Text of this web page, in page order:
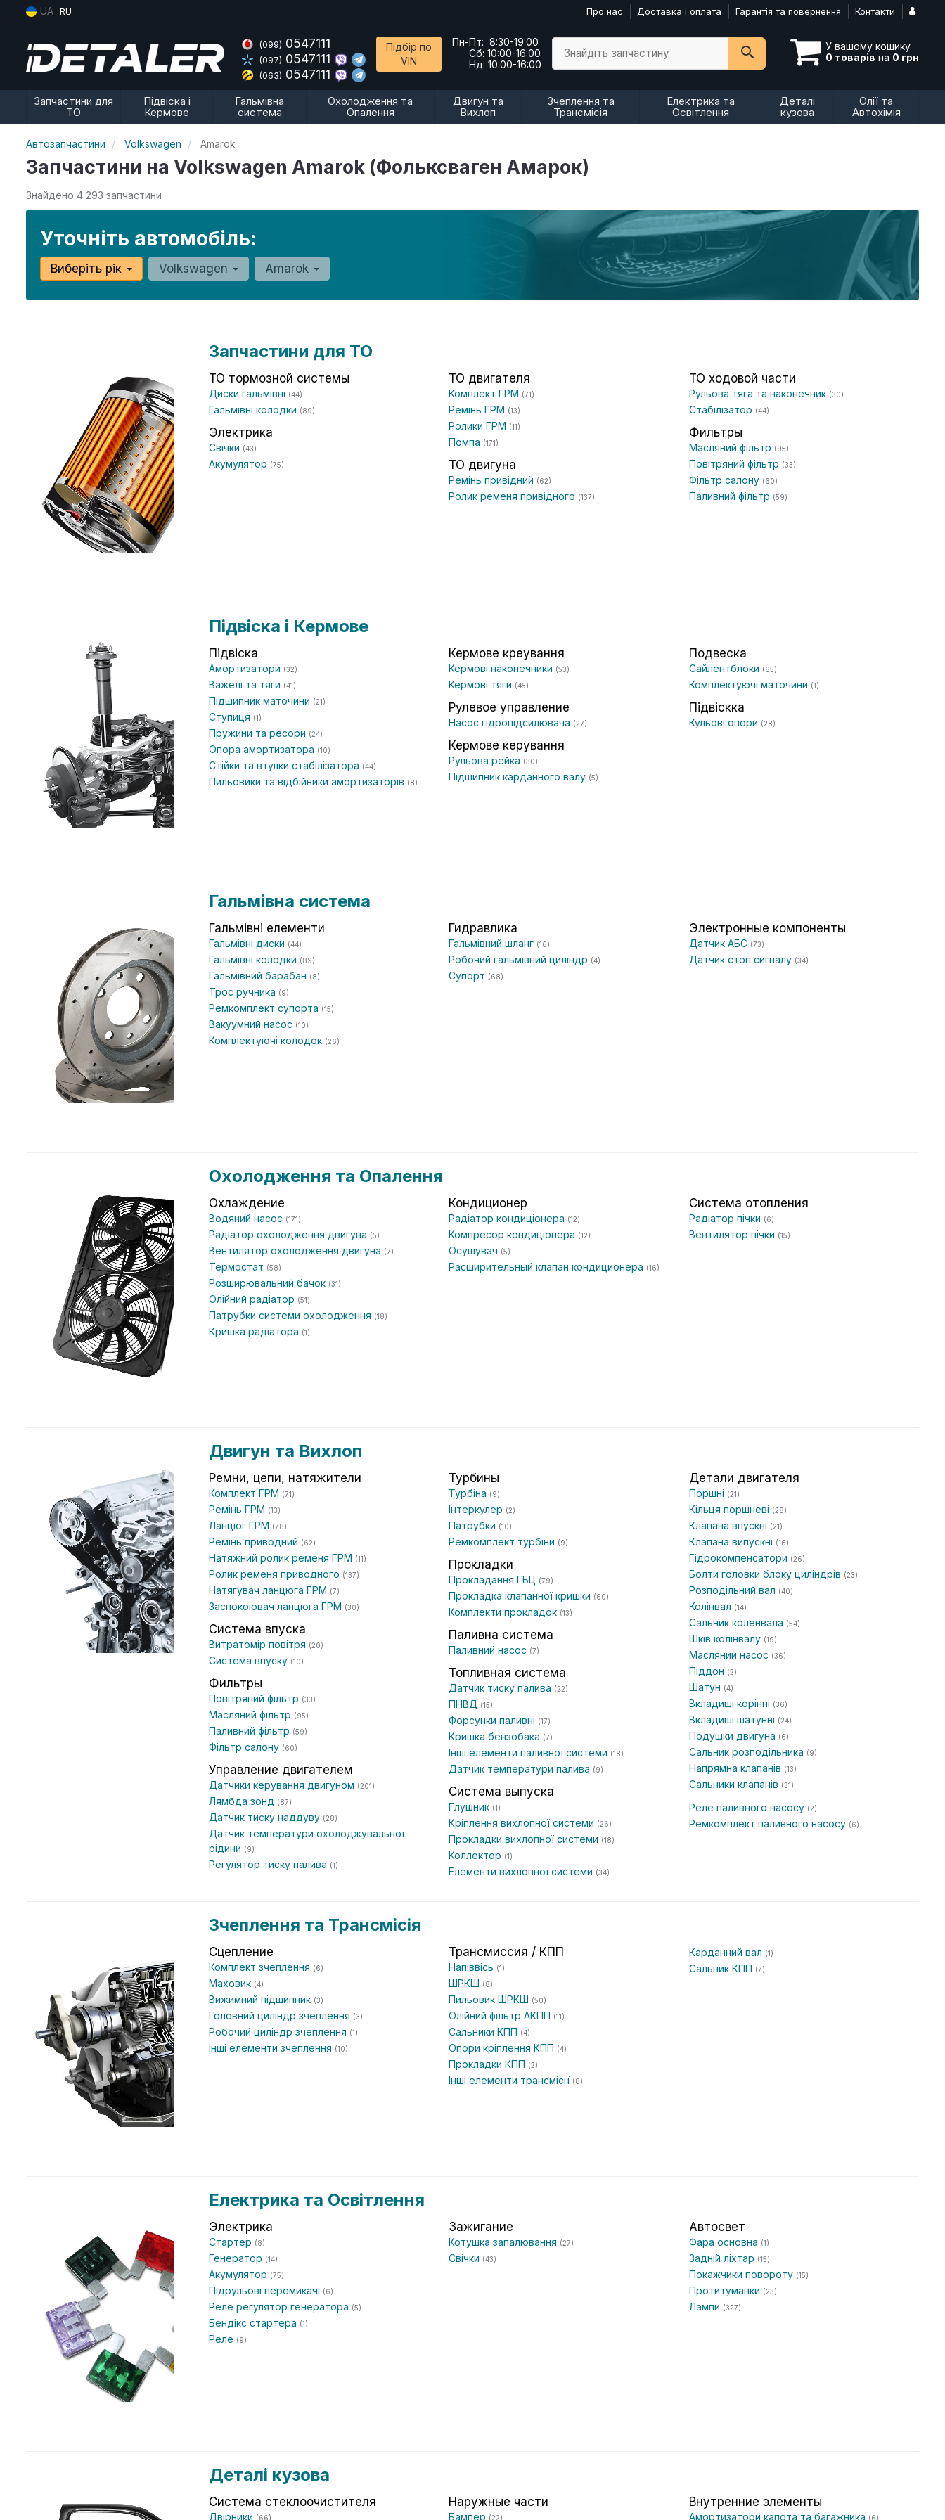
UA RU Про нас Доставка і оплата Гарантія та повернення Контакти
(099) 0547111
(097) 0547111
(063) 0547111
Підбір по
VIN
Пн-Пт: 8:30-19:00
Сб: 10:00-16:00
Нд: 10:00-16:00
У вашому кошику
0 товарів на 0 грн
Знайдіть запчастину
Запчастини для
ТО
Підвіска і
Кермове
Гальмівна
система
Охолодження та
Опалення
Двигун та
Вихлоп
Зчеплення та
Трансмісія
Електрика та
Освітлення
Деталі
кузова
Олії та
Автохімія
Автозапчастини Volkswagen Amarok
Запчастини на Volkswagen Amarok (Фольксваген Амарок)
Знайдено 4 293 запчастини
Уточніть автомобіль:
Виберіть рік Volkswagen Amarok
Запчастини для ТО
ТО тормозной системы
Диски гальмівні (44)
Гальмівні колодки (89)
ТО двигателя
Комплект ГРМ (71)
Ремінь ГРМ (13)
Ролики ГРМ (11)
Помпа (171)
ТО ходовой части
Рульова тяга та наконечник (30)
Стабілізатор (44)
Электрика
Свічки (43)
Акумулятор (75)
Фильтры
Масляний фільтр (95)
Повітряний фільтр (33)
Фільтр салону (60)
Паливний фільтр (59)
ТО двигуна
Ремінь привідний (62)
Ролик ременя привідного (137)
Підвіска і Кермове
Підвіска
Амортизатори (32)
Важелі та тяги (41)
Підшипник маточини (21)
Ступиця (1)
Пружини та ресори (24)
Опора амортизатора (10)
Стійки та втулки стабілізатора (44)
Пильовики та відбійники амортизаторів (8)
Кермове креування
Кермові наконечники (53)
Кермові тяги (45)
Подвеска
Сайлентблоки (65)
Комплектуючі маточини (1)
Рулевое управление
Насос гідропідсилювача (27)
Підвіскка
Кульові опори (28)
Кермове керування
Рульова рейка (30)
Підшипник карданного валу (5)
Гальмівна система
Гальмівні елементи
Гальмівні диски (44)
Гальмівні колодки (89)
Гальмівний барабан (8)
Трос ручника (9)
Ремкомплект супорта (15)
Вакуумний насос (10)
Комплектуючі колодок (26)
Гидравлика
Гальмівний шланг (16)
Робочий гальмівний циліндр (4)
Супорт (68)
Электронные компоненты
Датчик АБС (73)
Датчик стоп сигналу (34)
Охолодження та Опалення
Охлаждение
Водяний насос (171)
Радіатор охолодження двигуна (5)
Вентилятор охолодження двигуна (7)
Термостат (58)
Розширювальний бачок (31)
Олійний радіатор (51)
Патрубки системи охолодження (18)
Кришка радіатора (1)
Кондиционер
Радіатор кондиціонера (12)
Компресор кондиціонера (12)
Осушувач (5)
Расширительный клапан кондиционера (16)
Система отопления
Радіатор пічки (6)
Вентилятор пічки (15)
Двигун та Вихлоп
Ремни, цепи, натяжители
Комплект ГРМ (71)
Ремінь ГРМ (13)
Ланцюг ГРМ (78)
Ремінь приводний (62)
Натяжний ролик ременя ГРМ (11)
Ролик ременя приводного (137)
Натягувач ланцюга ГРМ (7)
Заспокоювач ланцюга ГРМ (30)
Турбины
Турбіна (9)
Інтеркулер (2)
Патрубки (10)
Ремкомплект турбіни (9)
Детали двигателя
Поршні (21)
Кільця поршневі (28)
Клапана впускні (21)
Клапана випускні (16)
Гідрокомпенсатори (26)
Болти головки блоку циліндрів (23)
Розподільний вал (40)
Колінвал (14)
Сальник коленвала (54)
Шків колінвалу (19)
Масляний насос (36)
Піддон (2)
Шатун (4)
Вкладиші корінні (36)
Вкладиші шатунні (24)
Подушки двигуна (6)
Сальник розподільника (9)
Напрямна клапанів (13)
Сальники клапанів (31)
Прокладки
Прокладання ГБЦ (79)
Прокладка клапанної кришки (60)
Комплекти прокладок (13)
Система впуска
Витратомір повітря (20)
Система впуску (10)
Паливна система
Паливний насос (7)
Топливная система
Датчик тиску палива (22)
ПНВД (15)
Форсунки паливні (17)
Кришка бензобака (7)
Інші елементи паливної системи (18)
Датчик температури палива (9)
Фильтры
Повітряний фільтр (33)
Масляний фільтр (95)
Паливний фільтр (59)
Фільтр салону (60)
Управление двигателем
Датчики керування двигуном (201)
Лямбда зонд (87)
Датчик тиску наддуву (28)
Датчик температури охолоджувальної
рідини (9)
Регулятор тиску палива (1)
Система выпуска
Глушник (1)
Кріплення вихлопної системи (26)
Прокладки вихлопної системи (18)
Коллектор (1)
Елементи вихлопної системи (34)
Реле паливного насосу (2)
Ремкомплект паливного насосу (6)
Зчеплення та Трансмісія
Сцепление
Комплект зчеплення (6)
Маховик (4)
Вижимний підшипник (3)
Головний циліндр зчеплення (3)
Робочий циліндр зчеплення (1)
Інші елементи зчеплення (10)
Трансмиссия / КПП
Напіввісь (1)
ШРКШ (8)
Пильовик ШРКШ (50)
Олійний фільтр АКПП (11)
Сальники КПП (4)
Опори кріплення КПП (4)
Прокладки КПП (2)
Інші елементи трансмісії (8)
Карданний вал (1)
Сальник КПП (7)
Електрика та Освітлення
Электрика
Стартер (8)
Генератор (14)
Акумулятор (75)
Підрульові перемикачі (6)
Реле регулятор генератора (5)
Бендікс стартера (1)
Реле (9)
Зажигание
Котушка запалювання (27)
Свічки (43)
Автосвет
Фара основна (1)
Задній ліхтар (15)
Покажчики повороту (15)
Протитуманки (23)
Лампи (327)
Деталі кузова
Система стеклоочистителя
Двірники (66)
Наружные части
Бампер (22)
Внутренние элементы
Амортизатори капота та багажника (6)